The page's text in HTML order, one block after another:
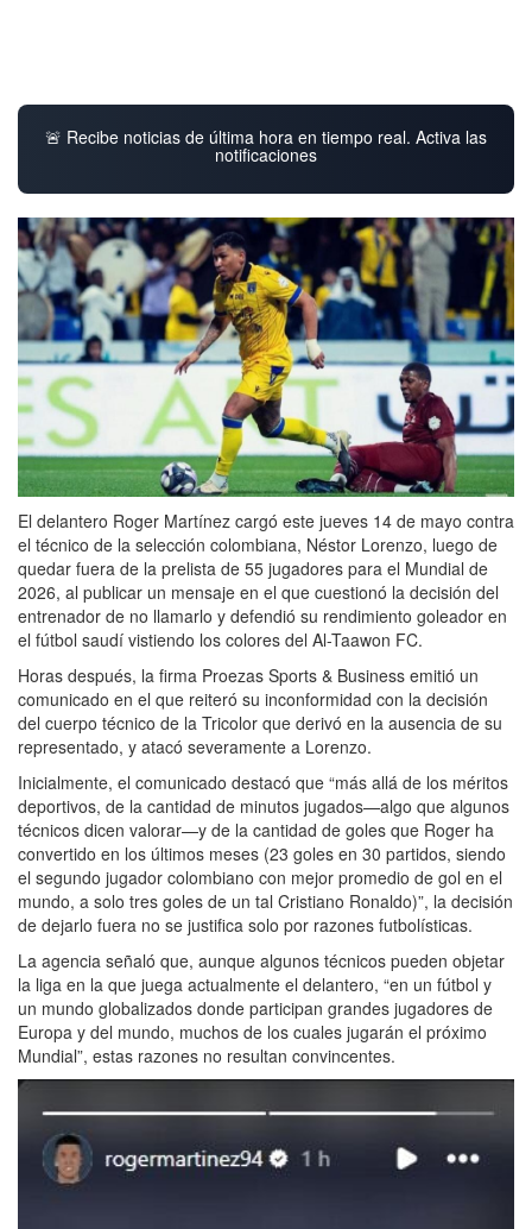
🚨 Recibe noticias de última hora en tiempo real. Activa las
notificaciones
El delantero Roger Martínez cargó este jueves 14 de mayo contra
el técnico de la selección colombiana, Néstor Lorenzo, luego de
quedar fuera de la prelista de 55 jugadores para el Mundial de
2026, al publicar un mensaje en el que cuestionó la decisión del
entrenador de no llamarlo y defendió su rendimiento goleador en
el fútbol saudí vistiendo los colores del Al-Taawon FC.
Horas después, la firma Proezas Sports & Business emitió un
comunicado en el que reiteró su inconformidad con la decisión
del cuerpo técnico de la Tricolor que derivó en la ausencia de su
representado, y atacó severamente a Lorenzo.
Inicialmente, el comunicado destacó que “más allá de los méritos
deportivos, de la cantidad de minutos jugados—algo que algunos
técnicos dicen valorar—y de la cantidad de goles que Roger ha
convertido en los últimos meses (23 goles en 30 partidos, siendo
el segundo jugador colombiano con mejor promedio de gol en el
mundo, a solo tres goles de un tal Cristiano Ronaldo)”, la decisión
de dejarlo fuera no se justifica solo por razones futbolísticas.
La agencia señaló que, aunque algunos técnicos pueden objetar
la liga en la que juega actualmente el delantero, “en un fútbol y
un mundo globalizados donde participan grandes jugadores de
Europa y del mundo, muchos de los cuales jugarán el próximo
Mundial”, estas razones no resultan convincentes.